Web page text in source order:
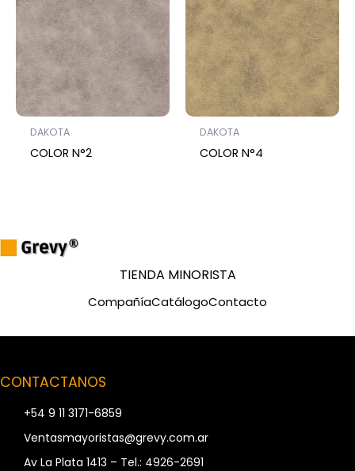
DAKOTA
COLOR N°2
DAKOTA
COLOR N°4
TIENDA MINORISTA
CompañíaCatálogoContacto
CONTACTANOS
+54 9 11 3171-6859
Ventasmayoristas@grevy.com.ar
Av La Plata 1413 – Tel.: 4926-2691